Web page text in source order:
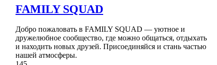
FAMILY SQUAD
Добро пожаловать в FAMILY SQUAD — уютное и
дружелюбное сообщество, где можно общаться, отдыхать
и находить новых друзей. Присоединяйся и стань частью
нашей атмосферы.